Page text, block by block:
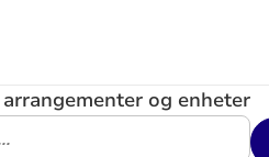
og enheter